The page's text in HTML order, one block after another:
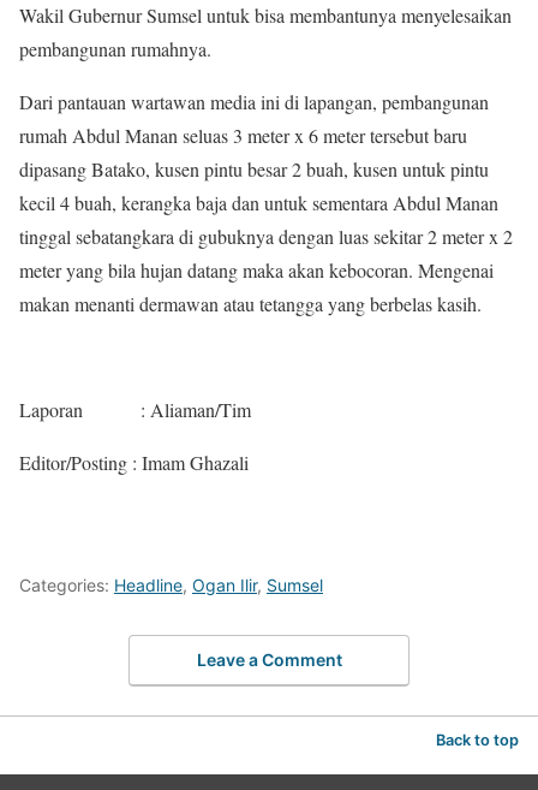
Wakil Gubernur Sumsel untuk bisa membantunya menyelesaikan
pembangunan rumahnya.
Dari pantauan wartawan media ini di lapangan, pembangunan
rumah Abdul Manan seluas 3 meter x 6 meter tersebut baru
dipasang Batako, kusen pintu besar 2 buah, kusen untuk pintu
kecil 4 buah, kerangka baja dan untuk sementara Abdul Manan
tinggal sebatangkara di gubuknya dengan luas sekitar 2 meter x 2
meter yang bila hujan datang maka akan kebocoran. Mengenai
makan menanti dermawan atau tetangga yang berbelas kasih.
Laporan : Aliaman/Tim
Editor/Posting : Imam Ghazali
Categories: Headline, Ogan Ilir, Sumsel
Leave a Comment
Back to top